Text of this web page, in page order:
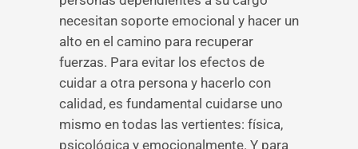
necesitan soporte emocional y hacer un
alto en el camino para recuperar
fuerzas. Para evitar los efectos de
cuidar a otra persona y hacerlo con
calidad, es fundamental cuidarse uno
mismo en todas las vertientes: física,
psicológica y emocionalmente. Y para